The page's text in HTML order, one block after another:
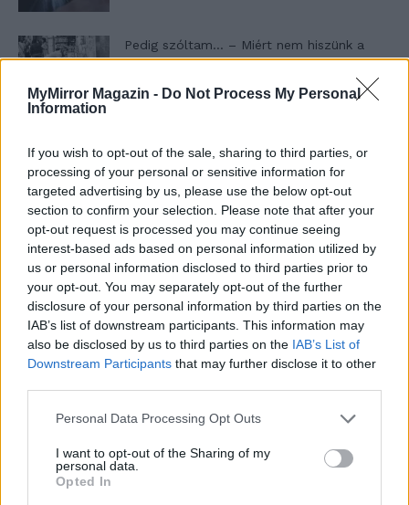
MyMirror Magazin - Do Not Process My Personal
Information
If you wish to opt-out of the sale, sharing to third parties, or
processing of your personal or sensitive information for
targeted advertising by us, please use the below opt-out
section to confirm your selection. Please note that after your
opt-out request is processed you may continue seeing
interest-based ads based on personal information utilized by
us or personal information disclosed to third parties prior to
your opt-out. You may separately opt-out of the further
disclosure of your personal information by third parties on the
IAB’s list of downstream participants. This information may
also be disclosed by us to third parties on the IAB’s List of
Downstream Participants that may further disclose it to other
Personal Data Processing Opt Outs
I want to opt-out of the Sharing of my
personal data.
Opted In
Pedig szóltam… – Miért nem hiszünk a
nőknek, amikor segítséget kérnek?
gyűjteménye
Elyna Robbs: Adéle és az örökölt árnyak
13. rész
Woody Allen megosztó zsenialitása
A világ legismertebb ruhái